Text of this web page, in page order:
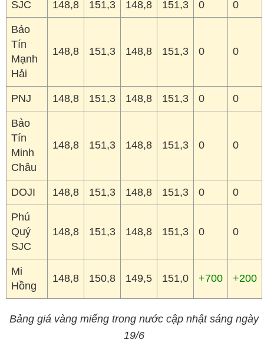
SJC 148,8 151,3 148,8 151,3 0 0
Bảo
Tín
Mạnh
Hải
148,8 151,3 148,8 151,3 0 0
PNJ 148,8 151,3 148,8 151,3 0 0
Bảo
Tín
Minh
Châu
148,8 151,3 148,8 151,3 0 0
DOJI 148,8 151,3 148,8 151,3 0 0
Phú
Quý
SJC
148,8 151,3 148,8 151,3 0 0
Mi
Hồng
148,8 150,8 149,5 151,0 +700 +200
Bảng giá vàng miếng trong nước cập nhật sáng ngày
19/6